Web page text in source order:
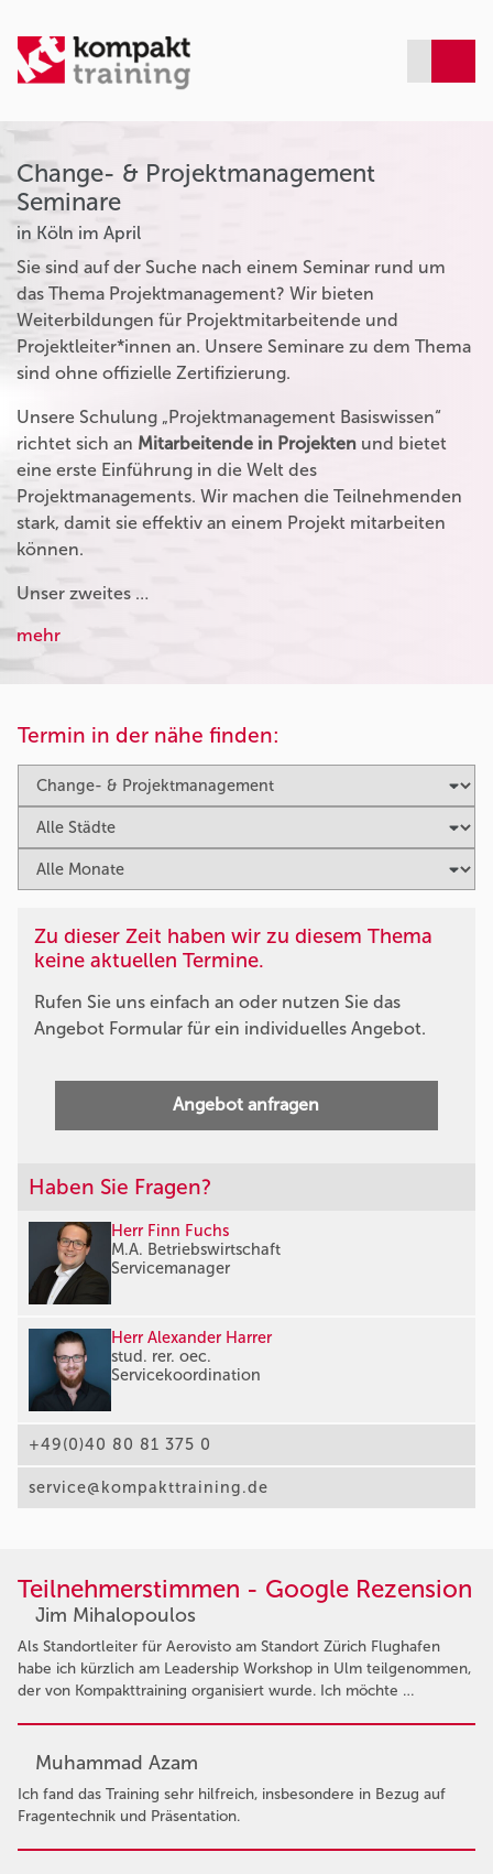
Change- & Projektmanagement
Seminare
in Köln im April
Sie sind auf der Suche nach einem Seminar rund um
das Thema Projektmanagement? Wir bieten
Weiterbildungen für Projektmitarbeitende und
Projektleiter*innen an. Unsere Seminare zu dem Thema
sind ohne offizielle Zertifizierung.
Unsere Schulung „Projektmanagement Basiswissen“
richtet sich an Mitarbeitende in Projekten und bietet
eine erste Einführung in die Welt des
Projektmanagements. Wir machen die Teilnehmenden
stark, damit sie effektiv an einem Projekt mitarbeiten
können.
Unser zweites …
mehr
Termin in der nähe finden:
Zu dieser Zeit haben wir zu diesem Thema
keine aktuellen Termine.
Rufen Sie uns einfach an oder nutzen Sie das
Angebot Formular für ein individuelles Angebot.
Angebot anfragen
Haben Sie Fragen?
Herr Finn Fuchs
M.A. Betriebswirtschaft
Servicemanager
Herr Alexander Harrer
stud. rer. oec.
Servicekoordination
+49(0)40 80 81 375 0
service@kompakttraining.de
Teilnehmerstimmen - Google Rezension
Jim Mihalopoulos
Als Standortleiter für Aerovisto am Standort Zürich Flughafen
habe ich kürzlich am Leadership Workshop in Ulm teilgenommen,
der von Kompakttraining organisiert wurde. Ich möchte …
Muhammad Azam
Ich fand das Training sehr hilfreich, insbesondere in Bezug auf
Fragentechnik und Präsentation.